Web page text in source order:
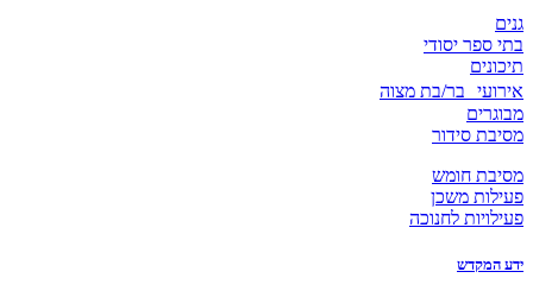
גנים
בתי ספר יסודי
תיכונים
אירועי בר/בת מצוה
מבוגרים
מסיבת סידור
מסיבת חומש
פעילות משכן
פעילויות לחנוכה
ידע המקדש